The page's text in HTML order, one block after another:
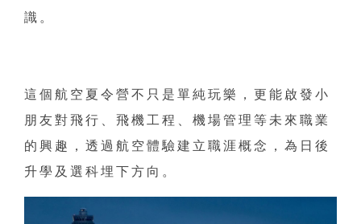
識。
這個航空夏令營不只是單純玩樂，更能啟發小
朋友對飛行、飛機工程、機場管理等未來職業
的興趣，透過航空體驗建立職涯概念，為日後
升學及選科埋下方向。